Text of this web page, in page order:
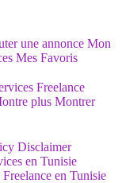
une annonce Mon
Mes Favoris
Freelance
plus Montrer
Disclaimer
en Tunisie
Freelance en Tunisie